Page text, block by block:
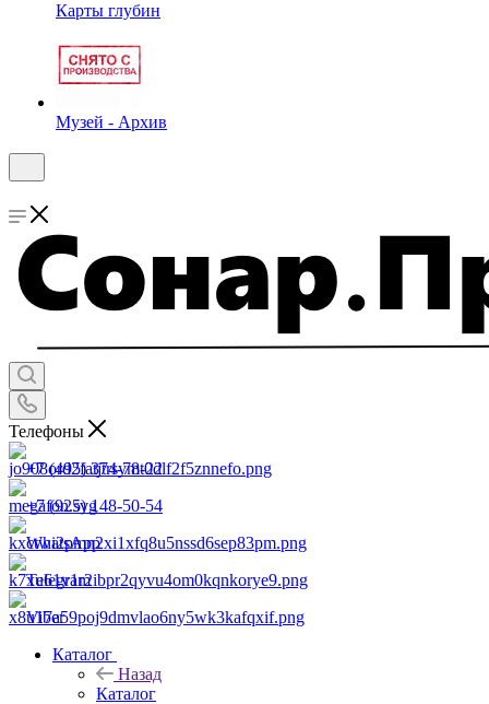
Карты глубин
Музей - Архив
Телефоны
+7 (495) 374-78-22
+7 (925) 148-50-54
WhatsApp
Telegram
Viber
Каталог
Назад
Каталог